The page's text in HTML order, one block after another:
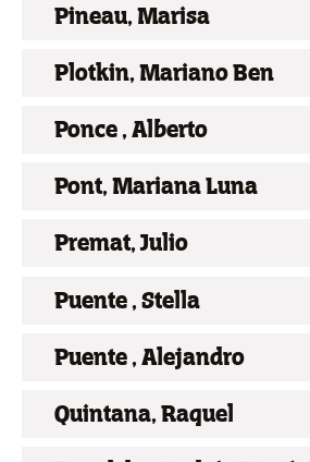
Pineau, Marisa
Plotkin, Mariano Ben
Ponce , Alberto
Pont, Mariana Luna
Premat, Julio
Puente , Stella
Puente , Alejandro
Quintana, Raquel